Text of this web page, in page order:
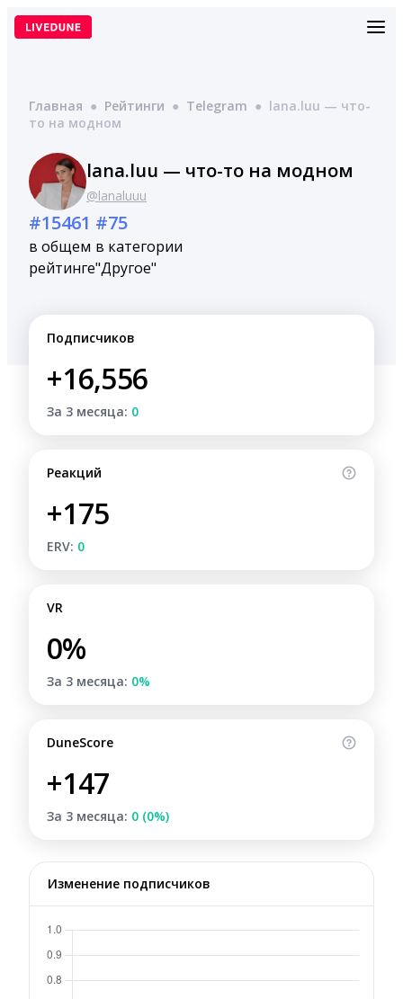
Перейти
Главная ● Рейтинги ● Telegram ● lana.luu — что-
то на модном
lana.luu — что-то на модном
@lanaluuu
#15461
в общем
рейтинге
#75
в категории
"Другое"
Подписчиков
+16,556
За 3 месяца: 0
Реакций
+175
ERV: 0
VR
0%
За 3 месяца: 0%
DuneScore
+147
За 3 месяца: 0 (0%)
Изменение подписчиков